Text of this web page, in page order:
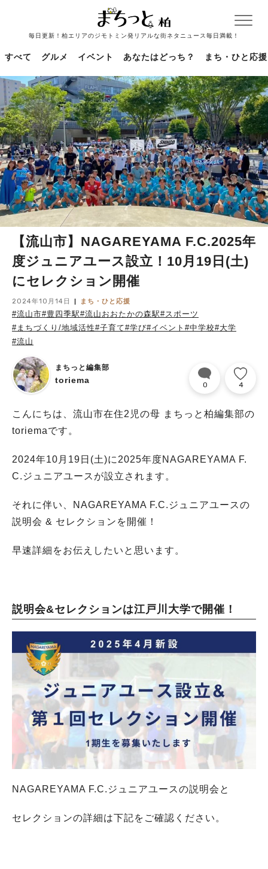
毎日更新！柏エリアのジモトミン発リアルな街ネタニュース毎日満載！
すべて グルメ イベント あなたはどっち？ まち・ひと応援
【流山市】NAGAREYAMA F.C.2025年
度ジュニアユース設立！10月19日(土)
にセレクション開催
2024年10月14日 まち・ひと応援
#流山市#豊四季駅#流山おおたかの森駅#スポーツ
#まちづくり/地域活性#子育て#学び#イベント #中学校#大学
#流山
まちっと編集部
toriema 0 4
こんにちは、流山市在住2児の母 まちっと柏編集部の
toriemaです。
2024年10月19日(土)に2025年度NAGAREYAMA F.
C.ジュニアユースが設立されます。
それに伴い、NAGAREYAMA F.C.ジュニアユースの
説明会 & セレクションを開催！
早速詳細をお伝えしたいと思います。
説明会&セレクションは江戸川大学で開催！
NAGAREYAMA F.C.ジュニアユースの説明会と
セレクションの詳細は下記をご確認ください。